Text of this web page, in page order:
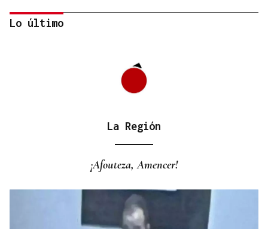
Lo último
La Región
¡Afouteza, Amencer!